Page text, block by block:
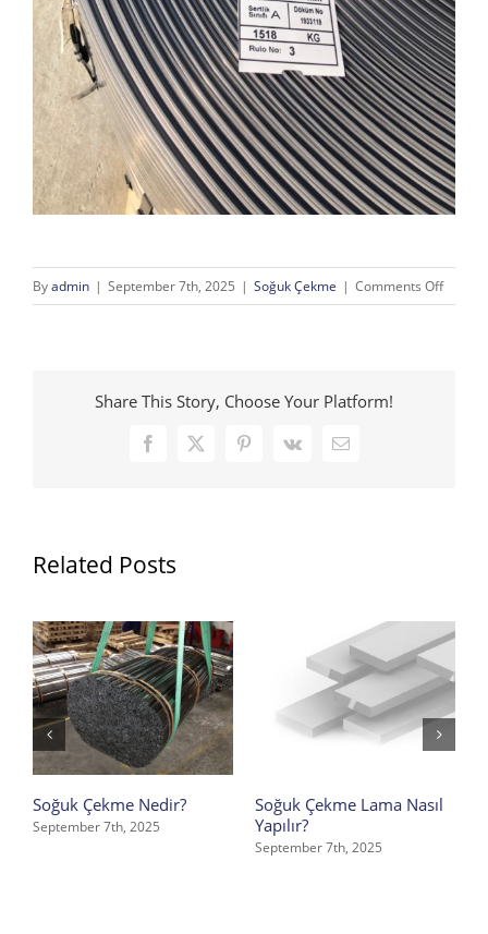
Byadmin | September 7th, 2025 | Soğuk Çekme | Comments Offon
Share This Story, Choose Your Platform!
Facebook
X Pinterest
Vk Email
Related Posts
Soğuk Çekme Nedir?
September 7th, 2025
Soğuk Çekme Lama Nasıl
Yapılır?
September 7th, 2025